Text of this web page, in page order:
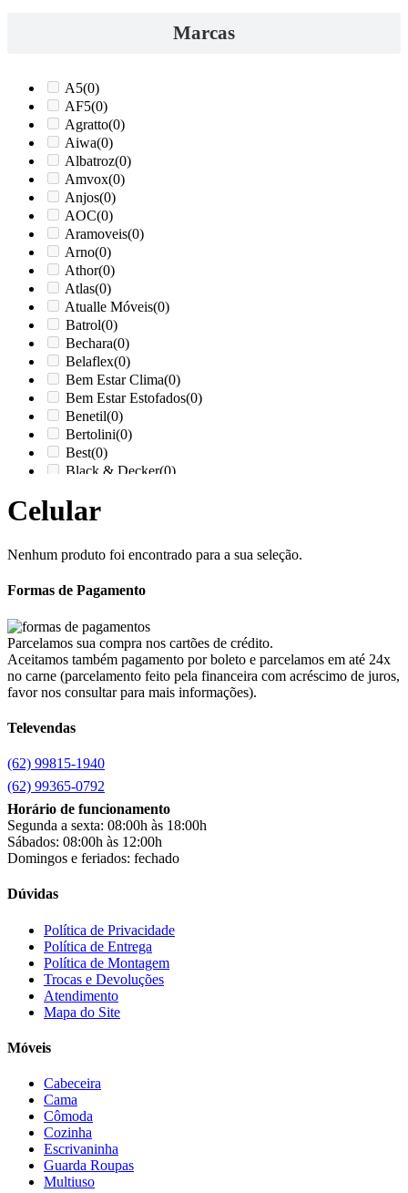
Marcas
A5(0)
AF5(0)
Agratto(0)
Aiwa(0)
Albatroz(0)
Amvox(0)
Anjos(0)
AOC(0)
Aramoveis(0)
Arno(0)
Athor(0)
Atlas(0)
Atualle Móveis(0)
Batrol(0)
Bechara(0)
Belaflex(0)
Bem Estar Clima(0)
Bem Estar Estofados(0)
Benetil(0)
Bertolini(0)
Best(0)
Black & Decker(0)
Brastemp
Britânia
Cairu(0)
Canaã Móveis
Cemaf(0)
Chamalar(0)
Chamalux(0)
Clarice(0)
Colibri
Colormaq
Companhia do Estofado
Consul(0)
Continental(0)
Cotherm(0)
Dômina(0)
Doripel(0)
Duo Plast(0)
Electrolux(0)
Elgin(0)
Esmaltec(0)
Fischer
Fogatti
Gama
Gazin(0)
Gelius(0)
Giga(0)
Celular
Nenhum produto foi encontrado para a sua seleção.
Formas de Pagamento
Parcelamos sua compra nos cartões de crédito.
Aceitamos também pagamento por boleto e parcelamos em até 24x
no carne (parcelamento feito pela financeira com acréscimo de juros,
favor nos consultar para mais informações).
Televendas
(62) 99815-1940
(62) 99365-0792
Horário de funcionamento
Segunda a sexta: 08:00h às 18:00h
Sábados: 08:00h às 12:00h
Domingos e feriados: fechado
Dúvidas
Política de Privacidade
Política de Entrega
Política de Montagem
Trocas e Devoluções
Atendimento
Mapa do Site
Móveis
Cabeceira
Cama
Cômoda
Cozinha
Escrivaninha
Guarda Roupas
Multiuso